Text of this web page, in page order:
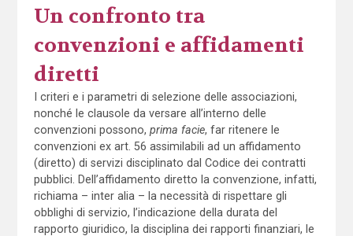
Un confronto tra
convenzioni e affidamenti
diretti
I criteri e i parametri di selezione delle associazioni,
nonché le clausole da versare all’interno delle
convenzioni possono, prima facie, far ritenere le
convenzioni ex art. 56 assimilabili ad un affidamento
(diretto) di servizi disciplinato dal Codice dei contratti
pubblici. Dell’affidamento diretto la convenzione, infatti,
richiama – inter alia – la necessità di rispettare gli
obblighi di servizio, l’indicazione della durata del
rapporto giuridico, la disciplina dei rapporti finanziari, le